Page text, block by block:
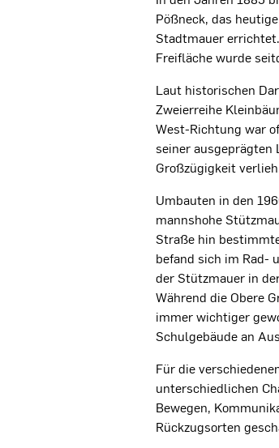
Pößneck, das
Stadtmauer
Freifläche wurde
Laut historischen
Zweierreihe
West-Richtung war
seiner ausgeprägten
Großzügigkeit
Umbauten in den
mannshohe
Straße hin
befand sich im Rad-
der Stützmauer in
Während die Obere
immer wichtiger
Schulgebäude an
Für die
unterschiedlichen
Bewegen,
Rückzugsorten